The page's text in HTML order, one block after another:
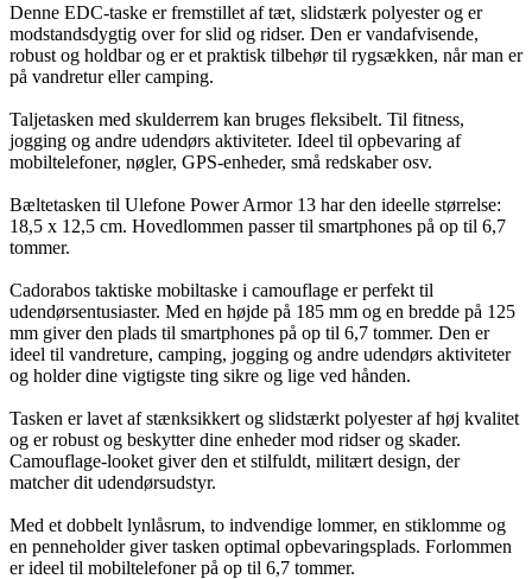
Denne EDC-taske er fremstillet af tæt, slidstærk polyester og er
modstandsdygtig over for slid og ridser. Den er vandafvisende,
robust og holdbar og er et praktisk tilbehør til rygsækken, når man er
på vandretur eller camping.
Taljetasken med skulderrem kan bruges fleksibelt. Til fitness,
jogging og andre udendørs aktiviteter. Ideel til opbevaring af
mobiltelefoner, nøgler, GPS-enheder, små redskaber osv.
Bæltetasken til Ulefone Power Armor 13 har den ideelle størrelse:
18,5 x 12,5 cm. Hovedlommen passer til smartphones på op til 6,7
tommer.
Cadorabos taktiske mobiltaske i camouflage er perfekt til
udendørsentusiaster. Med en højde på 185 mm og en bredde på 125
mm giver den plads til smartphones på op til 6,7 tommer. Den er
ideel til vandreture, camping, jogging og andre udendørs aktiviteter
og holder dine vigtigste ting sikre og lige ved hånden.
Tasken er lavet af stænksikkert og slidstærkt polyester af høj kvalitet
og er robust og beskytter dine enheder mod ridser og skader.
Camouflage-looket giver den et stilfuldt, militært design, der
matcher dit udendørsudstyr.
Med et dobbelt lynlåsrum, to indvendige lommer, en stiklomme og
en penneholder giver tasken optimal opbevaringsplads. Forlommen
er ideel til mobiltelefoner på op til 6,7 tommer.